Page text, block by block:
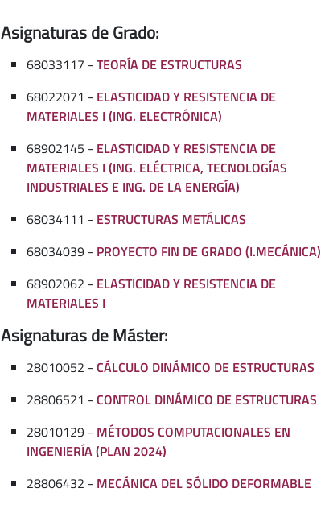
Asignaturas de Grado:
68033117 - TEORÍA DE ESTRUCTURAS
68022071 - ELASTICIDAD Y RESISTENCIA DE
MATERIALES I (ING. ELECTRÓNICA)
68902145 - ELASTICIDAD Y RESISTENCIA DE
MATERIALES I (ING. ELÉCTRICA, TECNOLOGÍAS
INDUSTRIALES E ING. DE LA ENERGÍA)
68034111 - ESTRUCTURAS METÁLICAS
68034039 - PROYECTO FIN DE GRADO (I.MECÁNICA)
68902062 - ELASTICIDAD Y RESISTENCIA DE
MATERIALES I
Asignaturas de Máster:
28010052 - CÁLCULO DINÁMICO DE ESTRUCTURAS
28806521 - CONTROL DINÁMICO DE ESTRUCTURAS
28010129 - MÉTODOS COMPUTACIONALES EN
INGENIERÍA (PLAN 2024)
28806432 - MECÁNICA DEL SÓLIDO DEFORMABLE